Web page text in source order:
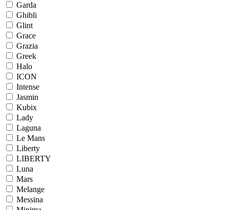
Garda
Ghibli
Glint
Grace
Grazia
Greek
Halo
ICON
Intense
Jasmin
Kubix
Lady
Laguna
Le Mans
Liberty
LIBERTY
Luna
Mars
Melange
Messina